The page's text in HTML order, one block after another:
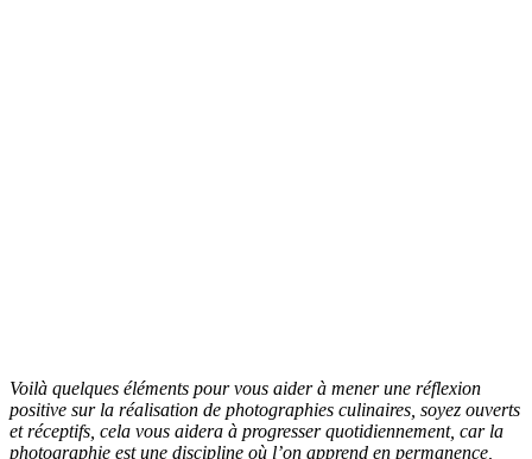
Voilà quelques éléments pour vous aider à mener une réflexion
positive sur la réalisation de photographies culinaires, soyez ouverts
et réceptifs, cela vous aidera à progresser quotidiennement, car la
photographie est une discipline où l’on apprend en permanence,